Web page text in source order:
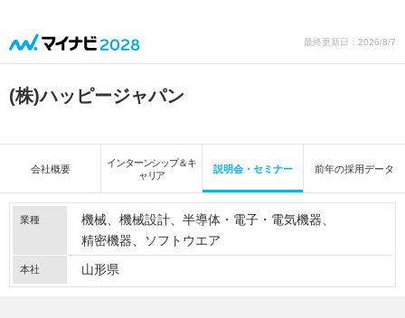
最終更新日：2026/8/7
(株)ハッピージャパン
会社概要
インターンシップ＆キ
ャリア
説明会・セミナー 前年の採用データ
業種 機械 機械設計
半導体・電子・電気機器
精密機器
ソフトウエア
本社 山形県